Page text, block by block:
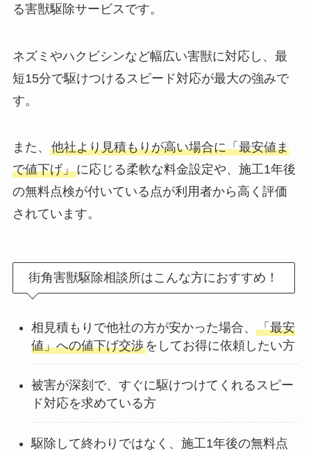
る害獣駆除サービスです。
ネズミやハクビシンなど幅広い害獣に対応し、最
短15分で駆けつけるスピード対応が最大の強みで
す。
また、 他社より見積もりが高い場合に「最安値ま
で値下げ」に応じる柔軟な料金設定や、施工1年後
の無料点検が付いている点が利用者から高く評価
されています。
街角害獣駆除相談所はこんな方におすすめ！
相見積もりで他社の方が安かった場合、 「最安
値」への値下げ交渉をしてお得に依頼したい方
被害が深刻で、すぐに駆けつけてくれるスピー
ド対応を求めている方
駆除して終わりではなく、施工1年後の無料点